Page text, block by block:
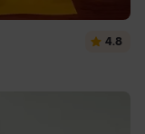
4.8